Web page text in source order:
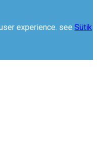
experience. see Sütik